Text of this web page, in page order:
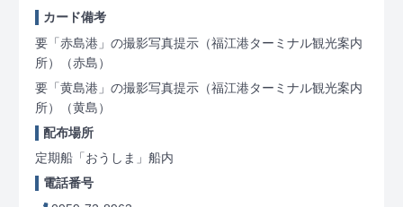
カード備考
要「赤島港」の撮影写真提示（福江港ターミナル観光案内
所）
（赤島）
要「黄島港」の撮影写真提示（福江港ターミナル観光案内
所）
（黄島）
配布場所
定期船「おうしま」船内
電話番号